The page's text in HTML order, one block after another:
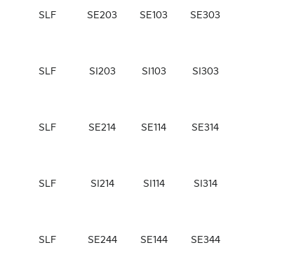
SLF SE203 SE103 SE303
SLF SI203 SI103 SI303
SLF SE214 SE114 SE314
SLF SI214 SI114 SI314
SLF SE244 SE144 SE344